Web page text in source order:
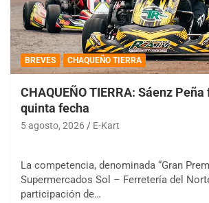
BREVES CHAQUEÑO TIERRA
CHAQUEÑO TIERRA: Sáenz
quinta fecha
5 agosto, 2026 E-Kart
La competencia, denominada “Gran
Supermercados Sol – Ferretería del
participación de…